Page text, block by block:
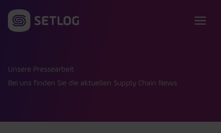
Unsere Pressearbeit
Bei uns finden Sie die aktuellen Supply Chain News